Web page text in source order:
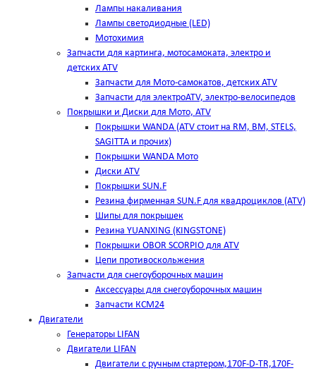
Лампы накаливания
Лампы светодиодные (LED)
Мотохимия
Запчасти для картинга, мотосамоката, электро и
детских ATV
Запчасти для Мото-самокатов, детских ATV
Запчасти для электроATV, электро-велосипедов
Покрышки и Диски для Мото, ATV
Покрышки WANDA (АТV стоит на RM, BM, STELS,
SAGITTA и прочих)
Покрышки WANDA Мото
Диски ATV
Покрышки SUN.F
Резина фирменная SUN.F для квадроциклов (АТV)
Шипы для покрышек
Резина YUANXING (KINGSTONE)
Покрышки OBOR SCORPIO для ATV
Цепи противоскольжения
Запчасти для снегоуборочных машин
Аксессуары для снегоуборочных машин
Запчасти КСМ24
Двигатели
Генераторы LIFAN
Двигатели LIFAN
Двигатели с ручным стартером,170F-D-TR,170F-